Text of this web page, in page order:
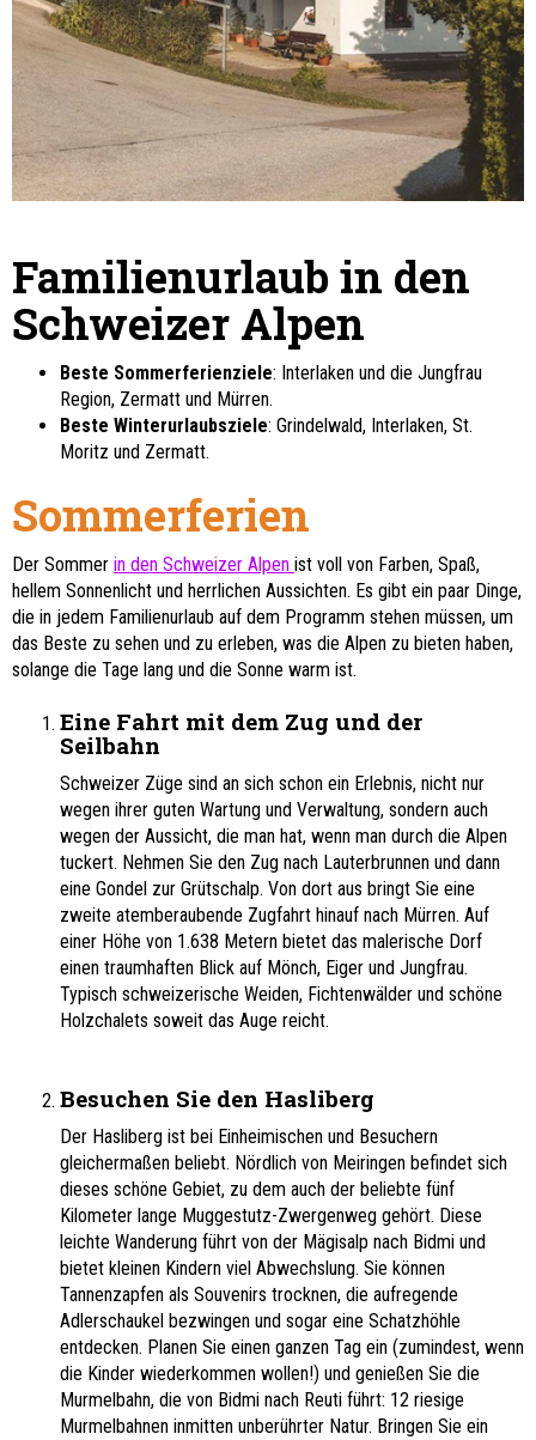
Familienurlaub in den
Schweizer Alpen
Beste Sommerferienziele: Interlaken und die Jungfrau
Region, Zermatt und Mürren.
Beste Winterurlaubsziele: Grindelwald, Interlaken, St.
Moritz und Zermatt.
Sommerferien
Der Sommer in den Schweizer Alpen ist voll von Farben, Spaß,
hellem Sonnenlicht und herrlichen Aussichten. Es gibt ein paar Dinge,
die in jedem Familienurlaub auf dem Programm stehen müssen, um
das Beste zu sehen und zu erleben, was die Alpen zu bieten haben,
solange die Tage lang und die Sonne warm ist.
Eine Fahrt mit dem Zug und der
Seilbahn
Schweizer Züge sind an sich schon ein Erlebnis, nicht nur
wegen ihrer guten Wartung und Verwaltung, sondern auch
wegen der Aussicht, die man hat, wenn man durch die Alpen
tuckert. Nehmen Sie den Zug nach Lauterbrunnen und dann
eine Gondel zur Grütschalp. Von dort aus bringt Sie eine
zweite atemberaubende Zugfahrt hinauf nach Mürren. Auf
einer Höhe von 1.638 Metern bietet das malerische Dorf
einen traumhaften Blick auf Mönch, Eiger und Jungfrau.
Typisch schweizerische Weiden, Fichtenwälder und schöne
Holzchalets soweit das Auge reicht.
Besuchen Sie den Hasliberg
Der Hasliberg ist bei Einheimischen und Besuchern
gleichermaßen beliebt. Nördlich von Meiringen befindet sich
dieses schöne Gebiet, zu dem auch der beliebte fünf
Kilometer lange Muggestutz-Zwergenweg gehört. Diese
leichte Wanderung führt von der Mägisalp nach Bidmi und
bietet kleinen Kindern viel Abwechslung. Sie können
Tannenzapfen als Souvenirs trocknen, die aufregende
Adlerschaukel bezwingen und sogar eine Schatzhöhle
entdecken. Planen Sie einen ganzen Tag ein (zumindest, wenn
die Kinder wiederkommen wollen!) und genießen Sie die
Murmelbahn, die von Bidmi nach Reuti führt: 12 riesige
Murmelbahnen inmitten unberührter Natur. Bringen Sie ein